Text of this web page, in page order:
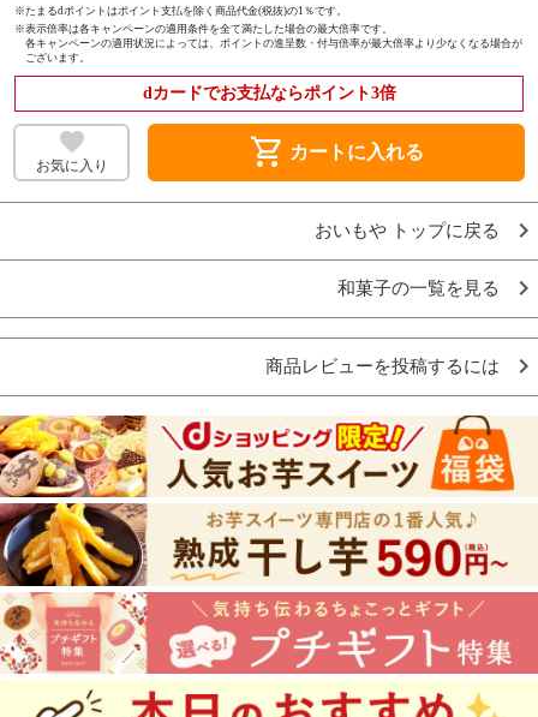
※たまるdポイントはポイント支払を除く商品代金(税抜)の1％です。
※表示倍率は各キャンペーンの適用条件を全て満たした場合の最大倍率です。
各キャンペーンの適用状況によっては、ポイントの進呈数・付与倍率が最大倍率より少なくなる場合が
ございます。
dカードでお支払ならポイント3倍
お気に入り shopping_cart カートに入れる
おいもや トップに戻る
和菓子の一覧を見る
商品レビューを投稿するには